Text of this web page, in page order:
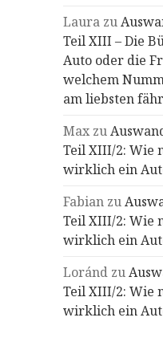
Laura zu
Teil XIII – Die
Auto oder die
welchem
am liebsten
Max zu
Teil XIII/2: Wie
wirklich ein
Fabian zu
Teil XIII/2: Wie
wirklich ein
Loránd zu
Teil XIII/2: Wie
wirklich ein